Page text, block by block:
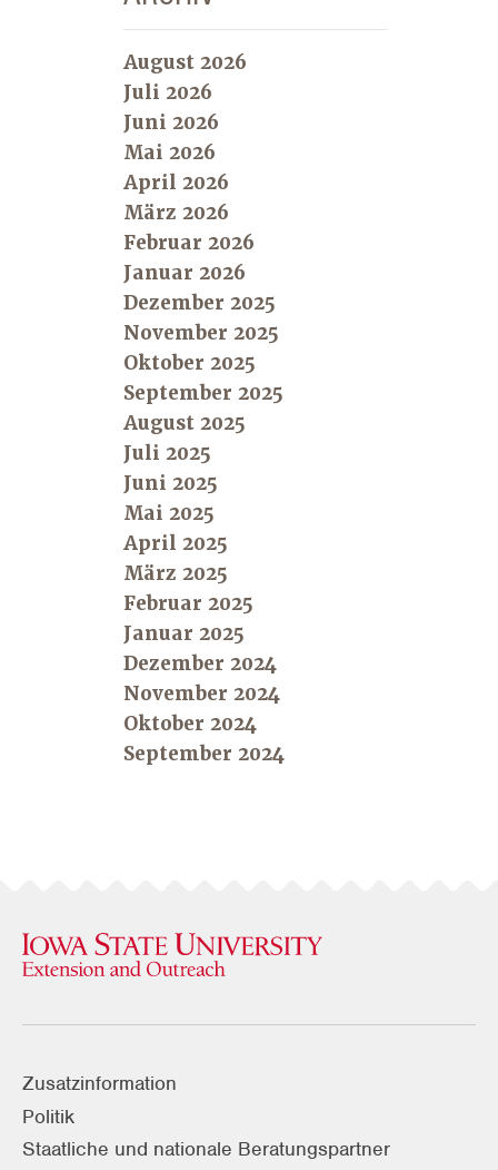
August 2026
Juli 2026
Juni 2026
Mai 2026
April 2026
März 2026
Februar 2026
Januar 2026
Dezember 2025
November 2025
Oktober 2025
September 2025
August 2025
Juli 2025
Juni 2025
Mai 2025
April 2025
März 2025
Februar 2025
Januar 2025
Dezember 2024
November 2024
Oktober 2024
September 2024
Zusatzinformation
Politik
Staatliche und nationale Beratungspartner